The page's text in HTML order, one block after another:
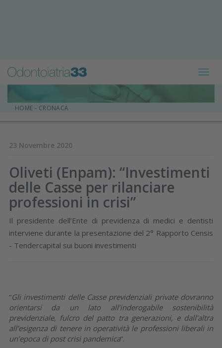
HOME - CRONACA
23 Novembre 2020
Oliveti (Enpam): “Investimenti
delle Casse per rilanciare
professioni in crisi”
Il presidente dell’Ente di previdenza di medici e dentisti
interviene durante la presentazione del 2° Rapporto Censis
- Tendercapital sui buoni investimenti
“Gli investimenti delle Casse previdenziali private dovranno
orientarsi da un lato all’inderogabile sostenibilità
previdenziale, fulcro del patto tra generazioni, e dall’altra
all’esigenza di tenere in operatività le professioni liberali in
un’epoca di post crisi pandemica”.